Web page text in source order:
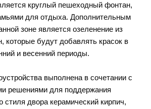
круглый пешеходный фонтан,
для отдыха. Дополнительным
зоне является озеленение из
которые будут добавлять красок в
и весенний периоды.
выполнена в сочетании с
решениями для поддержания
стиля двора керамический кирпич,